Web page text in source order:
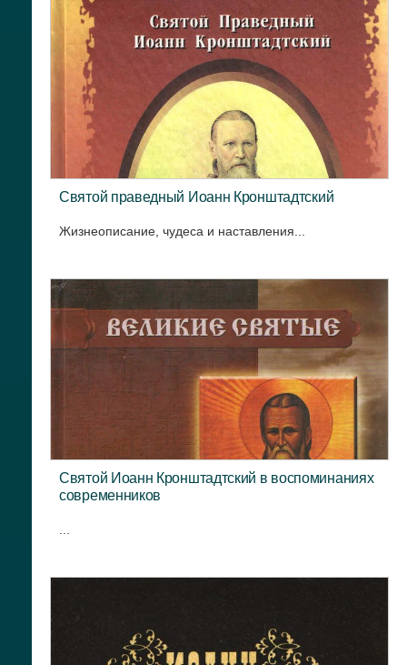
Святой праведный Иоанн Кронштадтский
Жизнеописание, чудеса и наставления...
Святой Иоанн Кронштадтский в воспоминаниях
современников